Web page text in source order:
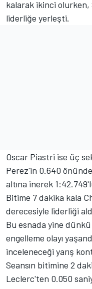
kalarak ikinci olurken,
liderliğe yerleşti.
Oscar Piastri ise üç
Perez'in 0.640 önünde
altına inerek
Bitime 7 dakika kala
derecesiyle liderliği
Bu esnada yine
engelleme olayı
inceleneceği yarış
Seansın bitimine 2
Leclerc'ten 0.050